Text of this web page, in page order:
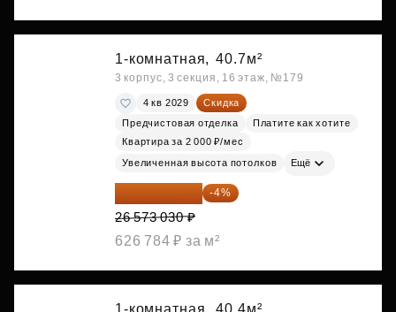
1-комнатная, 40.7м²
3 корпус, 3 секция, 16 этаж, №179
4 кв 2029
Скидка
Предчистовая отделка
Платите как хотите
Квартира за 2 000 ₽/мес
Увеличенная высота потолков Ещё
25 510 109 ₽ -4%
26 573 030 ₽
626 784 ₽ за м²
1-комнатная, 40.4м²